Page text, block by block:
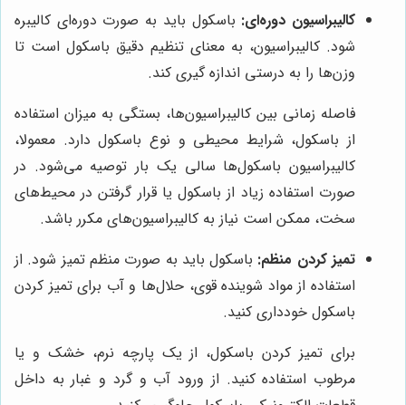
کالیبراسیون دوره‌ای: باسکول باید به صورت دوره‌ای کالیبره
شود. کالیبراسیون، به معنای تنظیم دقیق باسکول است تا
وزن‌ها را به درستی اندازه گیری کند.
فاصله زمانی بین کالیبراسیون‌ها، بستگی به میزان استفاده
از باسکول، شرایط محیطی و نوع باسکول دارد. معمولا،
کالیبراسیون باسکول‌ها سالی یک بار توصیه می‌شود. در
صورت استفاده زیاد از باسکول یا قرار گرفتن در محیط‌های
سخت، ممکن است نیاز به کالیبراسیون‌های مکرر باشد.
تمیز کردن منظم: باسکول باید به صورت منظم تمیز شود. از
استفاده از مواد شوینده قوی، حلال‌ها و آب برای تمیز کردن
باسکول خودداری کنید.
برای تمیز کردن باسکول، از یک پارچه نرم، خشک و یا
مرطوب استفاده کنید. از ورود آب و گرد و غبار به داخل